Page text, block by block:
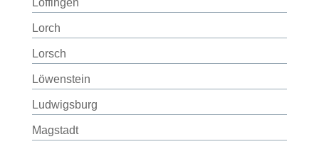
Löffingen
Lorch
Lorsch
Löwenstein
Ludwigsburg
Magstadt